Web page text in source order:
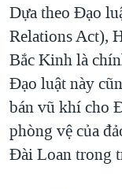
Dựa theo Đạo
Relations Act),
Bắc Kinh là
Đạo luật này
bán vũ khí cho
phòng vệ của
Đài Loan trong